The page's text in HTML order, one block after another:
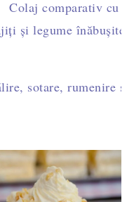
pentru mic
sotare, rumenire